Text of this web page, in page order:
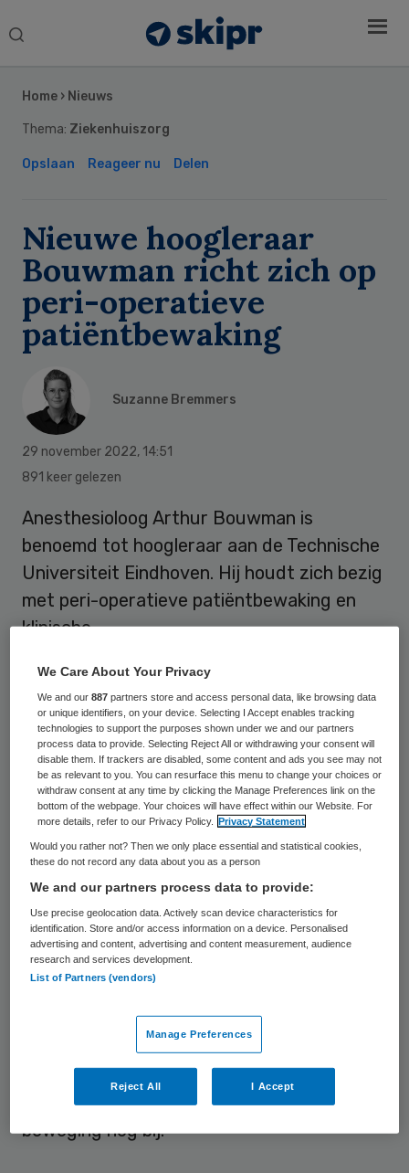
Search
Home › Nieuws
Thema: Ziekenhuiszorg
Opslaan Reageer nu Delen
Nieuwe hoogleraar
Bouwman richt zich op
peri-operatieve
patiëntbewaking
Suzanne Bremmers
29 november 2022, 14:51
891 keer gelezen
Anesthesioloog Arthur Bouwman is
benoemd tot hoogleraar aan de Technische
Universiteit Eindhoven. Hij houdt zich bezig
met peri-operatieve patiëntbewaking en
klinische
ontwikkelt Bouwman een slimme camera die
patiënten continu en automatisch monitort
na een operatie.
De camera spot subtiele veranderingen in
het gezicht of borst die kunnen wijzen op
mogelijke complicaties na een operatie.
Ongeveer 40 procent van de complicaties
en onverwachte overlijdens vindt plaats op
een gewone verpleegafdeling. “We denken
met technologie, zoals de slimme camera,
terug te dringen”, zegt Bouwman. “Op dit
moment kunnen we zo al op afstand de
hartslag van een patiënt monitoren. Daar
komt de ademhaling, temperatuur,
beweging nog bij.”
Sidebar
We Care About Your Privacy
We and our887 partners store and access personal data, like browsing data
or unique identifiers, on your device. Selecting I Accept enables tracking
technologies to support the purposes shown under we and our partners
process data to provide. Selecting Reject All or withdrawing your consent will
disable them. If trackers are disabled, some content and ads you see may not
be as relevant to you. You can resurface this menu to change your choices or
withdraw consent at any time by clicking the Manage Preferences link on the
bottom of the webpage. Your choices will have effect within our Website. For
more details, refer to our Privacy Policy.
Privacy Statement
Would you rather not? Then we only place essential and statistical cookies,
these do not record any data about you as a person
We and our partners process data to provide:
Use precise geolocation data. Actively scan device characteristics for
identification. Store and/or access information on a device. Personalised
advertising and content, advertising and content measurement, audience
research and services development.
List of Partners (vendors)
Manage Preferences
Reject All I Accept